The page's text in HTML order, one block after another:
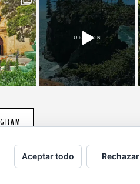
protegidos por © Copyright
Aceptar todo Rechazar